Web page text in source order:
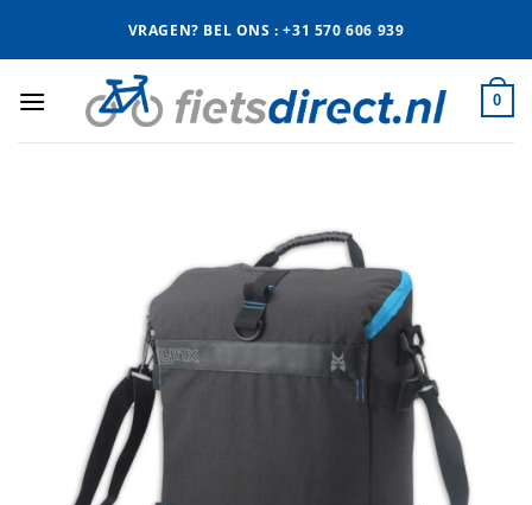
VRAGEN? BEL ONS : +31 570 606 939
0